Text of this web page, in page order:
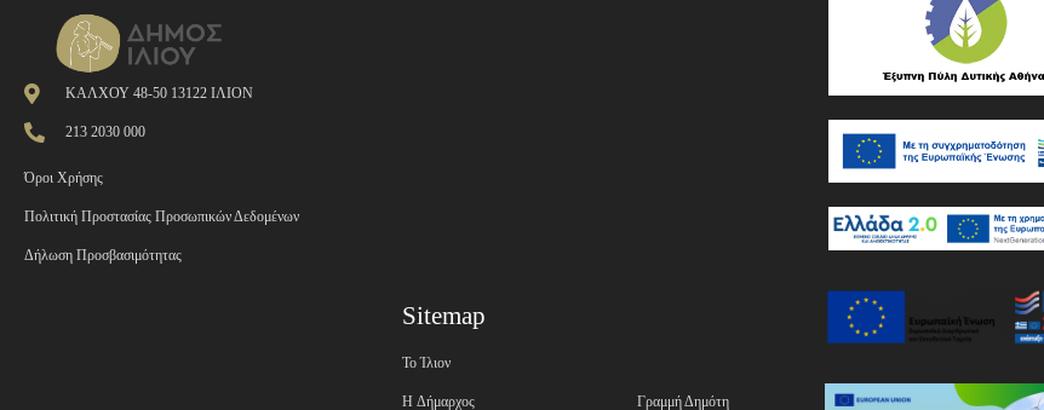
ΚΑΛΧΟΥ 48-50 13122 ΙΛΙΟΝ
213 2030 000
Όροι Χρήσης
Πολιτική Προστασίας Προσωπικών Δεδομένων
Δήλωση Προσβασιμότητας
Sitemap
Το Ίλιον
H Δήμαρχος Γραμμή Δημότη